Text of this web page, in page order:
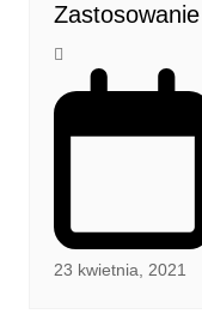
23 kwietnia, 2021